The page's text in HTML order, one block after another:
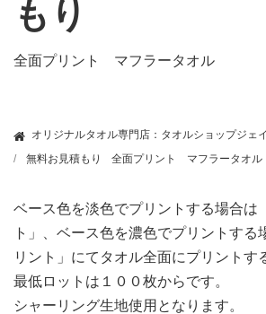
もり
全面プリント マフラータオル
オリジナルタオル専門店：タオルショップジェ
無料お見積もり
全面プリント マフラータオル
ベース色を淡色でプリントする場合は
ト」、ベース色を濃色でプリントする
リント」にてタオル全面にプリントす
最低ロットは１００枚からです。
シャーリング生地使用となります。